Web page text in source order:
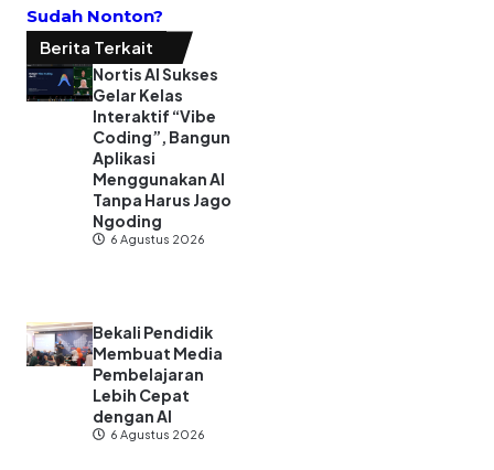
Sudah Nonton?
Berita Terkait
Nortis AI Sukses
Gelar Kelas
Interaktif “Vibe
Coding”, Bangun
Aplikasi
Menggunakan AI
Tanpa Harus Jago
Ngoding
6 Agustus 2026
Bekali Pendidik
Membuat Media
Pembelajaran
Lebih Cepat
dengan AI
6 Agustus 2026